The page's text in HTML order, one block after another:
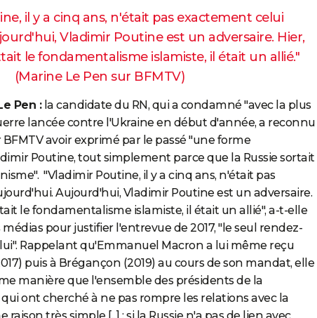
il y a cinq ans, n'était pas exactement celui
Vladimir Poutine est un adversaire. Hier,
le fondamentalisme islamiste, il était un allié."
(Marine Le Pen sur BFMTV)
Pen :la candidate du RN, qui a condamné "avec la plus
lancée contre l'Ukraine en début d'année, a reconnu
BFMTV avoir exprimé par le passé "une forme
Poutine, tout simplement parce que la Russie sortait
"Vladimir Poutine, il y a cinq ans, n'était pas
Aujourd'hui, Vladimir Poutine est un adversaire.
le fondamentalisme islamiste, il était un allié", a-t-elle
pour justifier l'entrevue de 2017, "le seul rendez-
Rappelant qu'Emmanuel Macron a lui même reçu
puis à Brégançon (2019) au cours de son mandat, elle
manière que l'ensemble des présidents de la
ont cherché à ne pas rompre les relations avec la